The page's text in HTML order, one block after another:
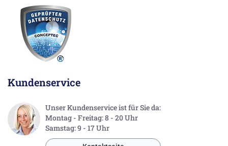
Kundenservice
Unser Kundenservice ist für Sie da:
Montag - Freitag: 8 - 20 Uhr
Samstag: 9 - 17 Uhr